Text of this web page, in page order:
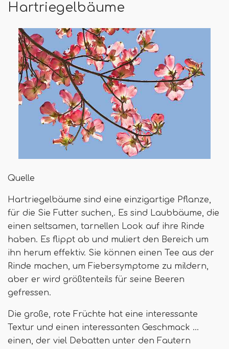
Hartriegelbäume
Quelle
Hartriegelbäume sind eine einzigartige Pflanze,
für die Sie Futter suchen,. Es sind Laubbäume, die
einen seltsamen, tarnellen Look auf ihre Rinde
haben. Es flippt ab und muliert den Bereich um
ihn herum effektiv. Sie können einen Tee aus der
Rinde machen, um Fiebersymptome zu mildern,
aber er wird größtenteils für seine Beeren
gefressen.
Die große, rote Früchte hat eine interessante
Textur und einen interessanten Geschmack ...
einen, der viel Debatten unter den Fautern